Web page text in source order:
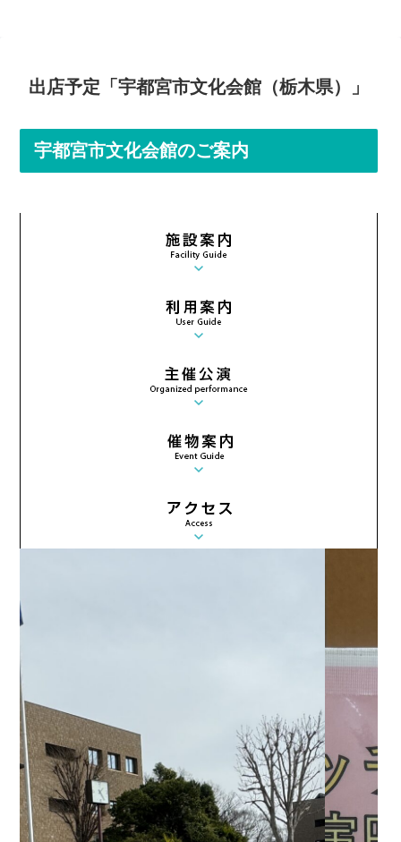
出店予定「宇都宮市文化会館（栃木県）」
宇都宮市文化会館のご案内